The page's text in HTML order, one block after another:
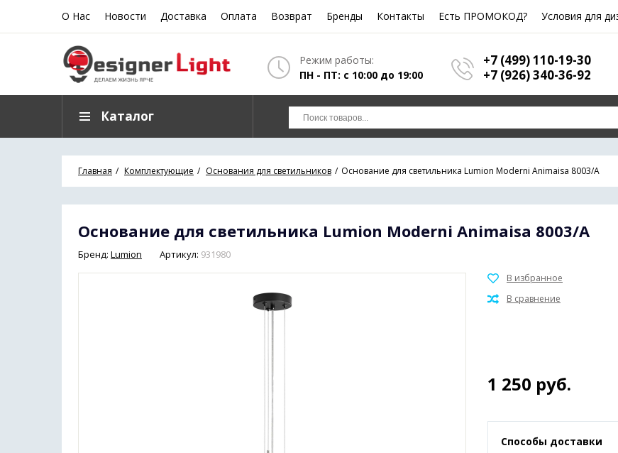
О Нас Новости Доставка Оплата Возврат Бренды Контакты Есть ПРОМОКОД? Условия для
Режим работы:
ПН - ПТ: с 10:00 до 19:00
+7 (499) 110-19-30
+7 (926) 340-36-92
Каталог
Главная Комплектующие Основания для светильников Основание для светильника Lumion Moderni Animaisa 8003/A
Основание для светильника Lumion Moderni Animaisa 8003/A
Бренд: Lumion Артикул: 931980
1 250 руб.
Способы доставки